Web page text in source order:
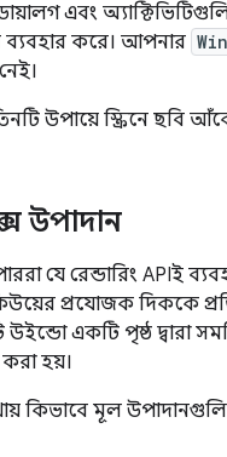
এবং
ব্যবহার করে। আপনার
উপায়ে স্ক্রিনে ছবি
উপাদান
যে রেন্ডারিং APIই
প্রযোজক দিককে
উইন্ডো একটি পৃষ্ঠ দ্বারা
হয়।
কিভাবে মূল